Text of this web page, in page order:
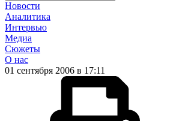
Новости
Аналитика
Интервью
Медиа
Сюжеты
О нас
01 сентября 2006 в 17:11